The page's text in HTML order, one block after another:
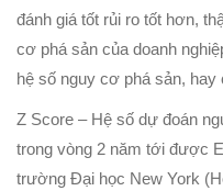
đánh giá tốt rủi ro tốt hơn,
cơ phá sản của doanh
hệ số nguy cơ phá sản, hay
Z Score – Hệ số dự đoán
trong vòng 2 năm tới được
trường Đại học New York